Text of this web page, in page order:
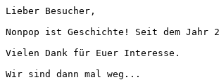
Lieber Besucher,
Nonpop ist Geschichte! Seit dem Jahr
Vielen Dank für Euer Interesse.
Wir sind dann mal weg...